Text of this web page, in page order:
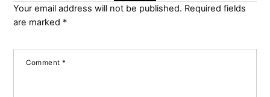
Your email address will not be published. Required fields
are marked *
Comment*